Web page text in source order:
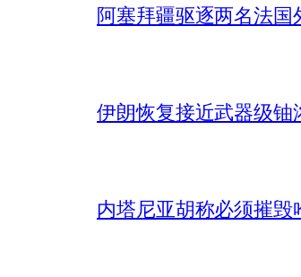
阿塞拜疆驱逐两名法国
伊朗恢复接近武器级铀
内塔尼亚胡称必须摧